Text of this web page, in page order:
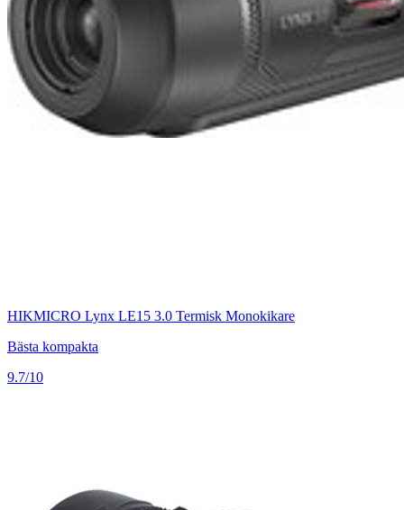
HIKMICRO Lynx LE15 3.0 Termisk Monokikare
Bästa kompakta
9.7/10